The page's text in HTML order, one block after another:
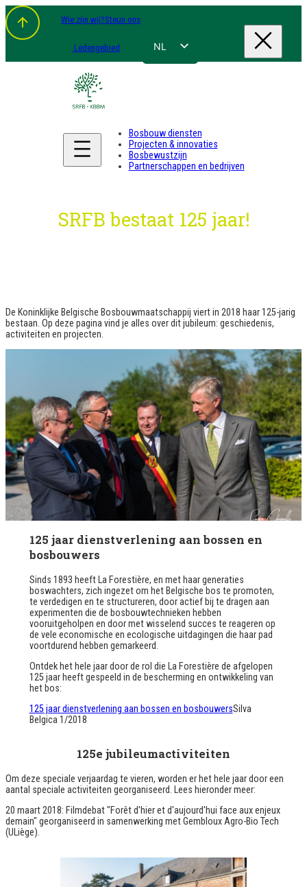
Spring
naar
de
inhoud
Wie zijn wij?Steun ons
Ledengebied NL
DE
Bosbouw diensten
Projecten & innovaties
Bosbewustzijn
Partnerschappen en bedrijven
SRFB bestaat 125 jaar!
De Koninklijke Belgische Bosbouwmaatschappij viert in 2018 haar 125-jarig
bestaan. Op deze pagina vind je alles over dit jubileum: geschiedenis,
activiteiten en projecten.
125 jaar dienstverlening aan bossen en
bosbouwers
Sinds 1893 heeft La Forestière, en met haar generaties
boswachters, zich ingezet om het Belgische bos te promoten,
te verdedigen en te structureren, door actief bij te dragen aan
experimenten die de bosbouwtechnieken hebben
vooruitgeholpen en door met wisselend succes te reageren op
de vele economische en ecologische uitdagingen die haar pad
voortdurend hebben gemarkeerd.
Ontdek het hele jaar door de rol die La Forestière de afgelopen
125 jaar heeft gespeeld in de bescherming en ontwikkeling van
het bos:
125 jaar dienstverlening aan bossen en bosbouwersSilva
Belgica 1/2018
125e jubileumactiviteiten
Om deze speciale verjaardag te vieren, worden er het hele jaar door een
aantal speciale activiteiten georganiseerd. Lees hieronder meer:
20 maart 2018: Filmdebat "Forêt d'hier et d'aujourd'hui face aux enjeux
demain" georganiseerd in samenwerking met Gembloux Agro-Bio Tech
(ULiège).